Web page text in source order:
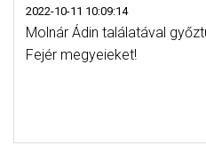
2022-10-11 10:09:14
Molnár Ádin találatával
Fejér megyeieket!